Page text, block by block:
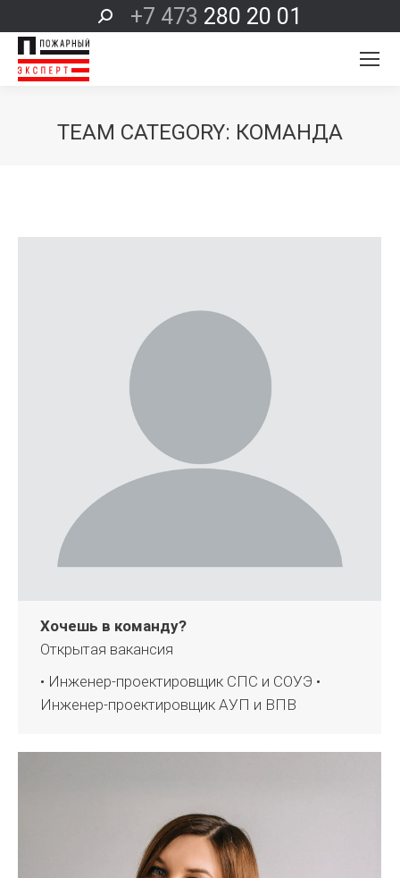
Поиск:+7 473 280 20 01
TEAM CATEGORY: КОМАНДА
Хочешь в команду?
Открытая вакансия
• Инженер-проектировщик СПС и СОУЭ •
Инженер-проектировщик АУП и ВПВ